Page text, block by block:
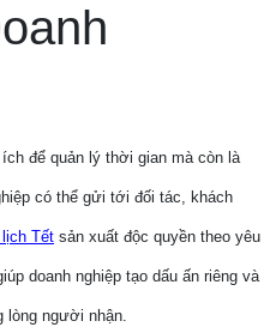
để quản lý thời gian mà còn là
có thể gửi tới đối tác, khách
Tết sản xuất độc quyền theo yêu
doanh nghiệp tạo dấu ấn riêng và
lòng người nhận.